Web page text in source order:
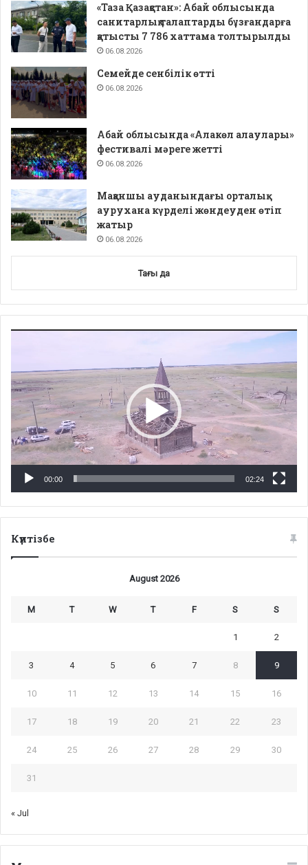
«Таза Қазақстан»: Абай облысында
санитарлық талаптарды бұзғандарға
қатысты 7 786 хаттама толтырылды
06.08.2026
Семейде сенбілік өтті
06.08.2026
Абай облысында «Алакөл алаулары»
фестивалі мәреге жетті
06.08.2026
Мақаншы ауданындағы орталық
аурухана күрделі жөндеуден өтіп
жатыр
06.08.2026
Тағы да
00:00 02:24
Күнтізбе
August 2026
M T W T F S S
1 2
3 4 5 6 7 8 9
10 11 12 13 14 15 16
17 18 19 20 21 22 23
24 25 26 27 28 29 30
31
« Jul